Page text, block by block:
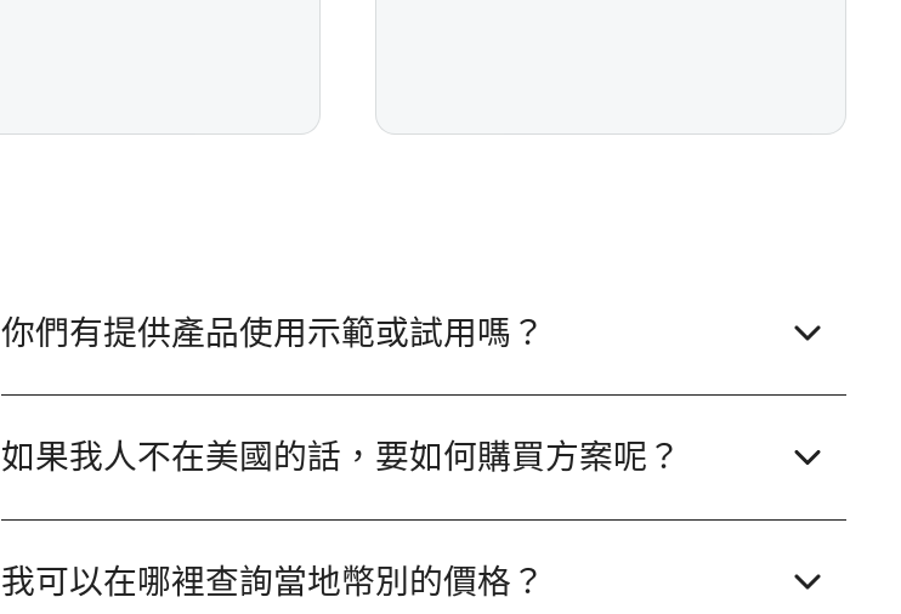
你​們​有​提供​產品​使用​示範​或​試用​嗎？
如果​我​人​不​在​美國​的​話，​要​如何​購買​方案​呢？
我​可以​在​哪​裡​查​詢​當地​幣別​的​價格？